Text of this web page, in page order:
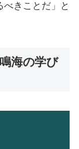
べきことだ」と
海の学び